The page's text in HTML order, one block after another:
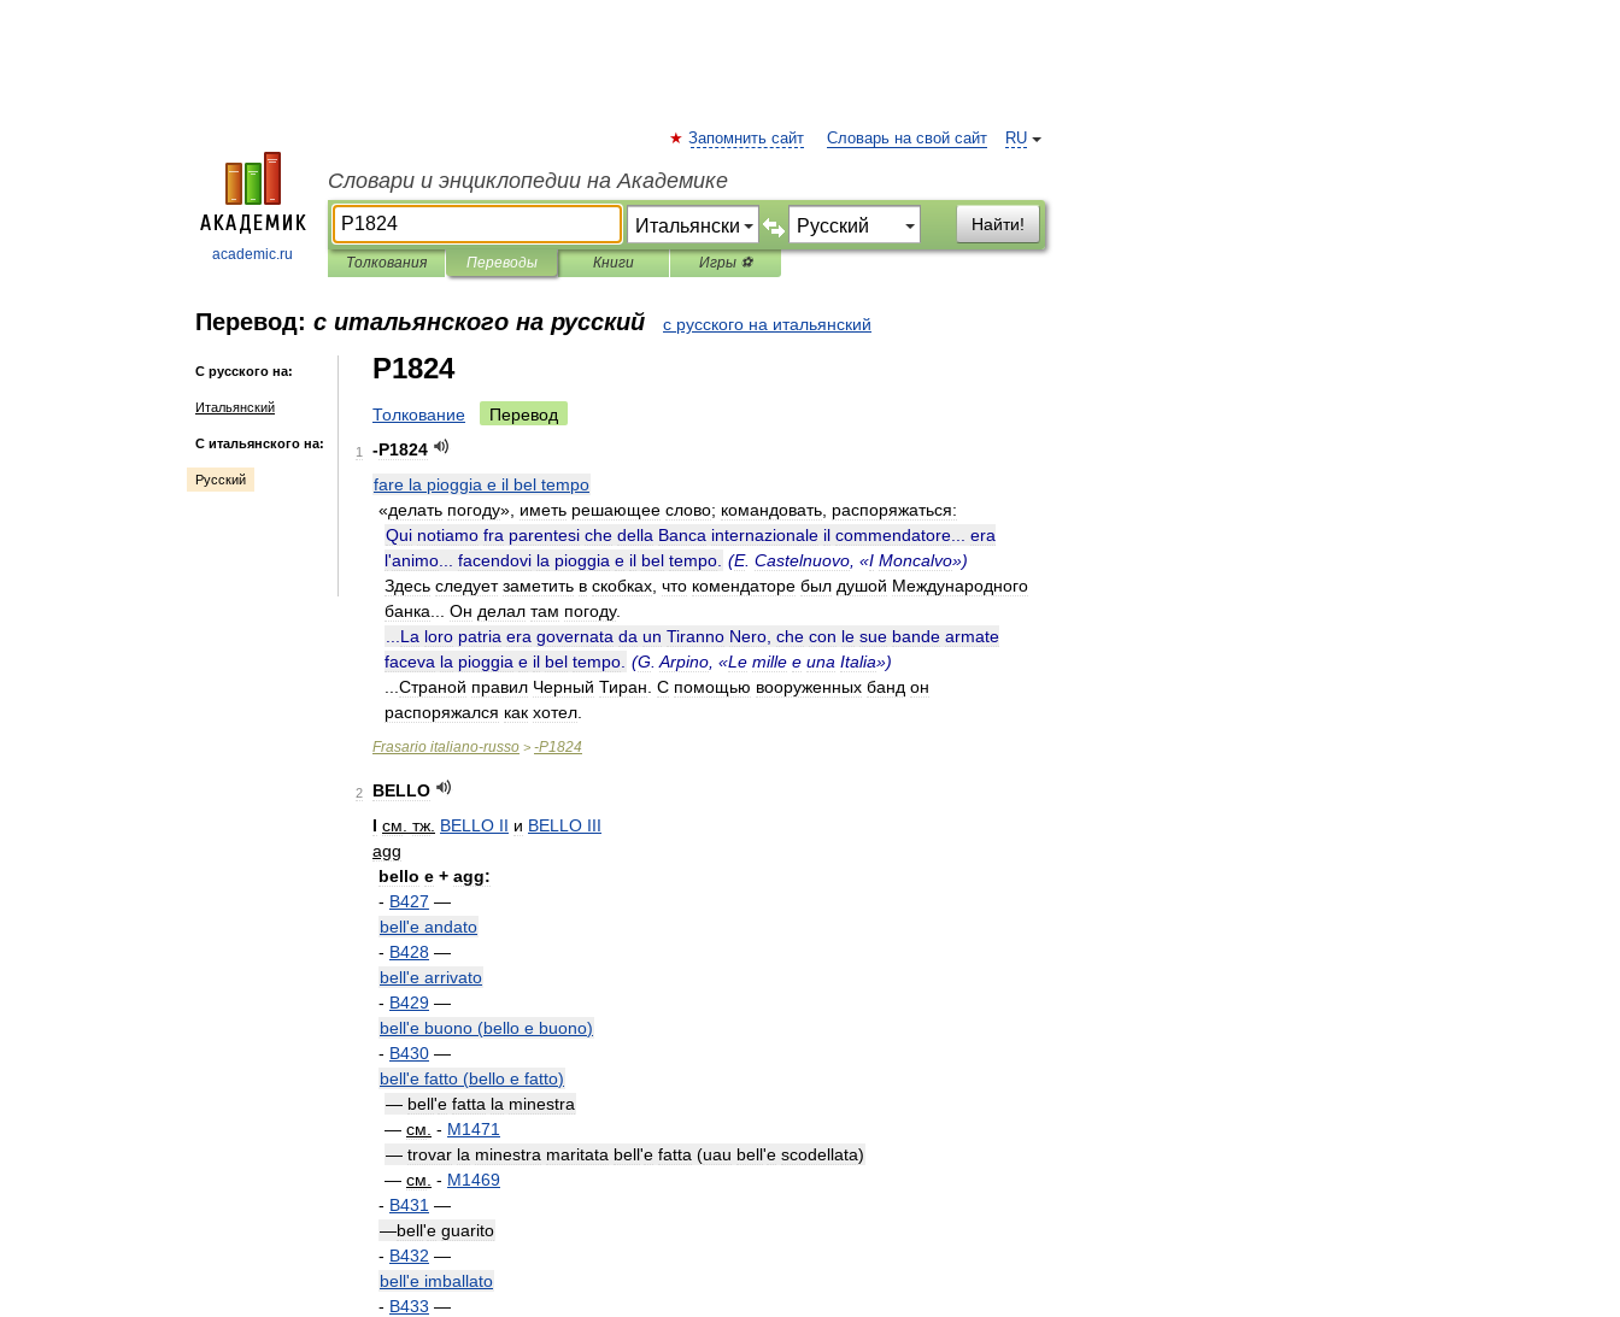
academic.ru
RU
Запомнить сайт Словарь на свой сайт
Словари и энциклопедии на Академике
Найти!
Толкования Переводы Книги Игры ⚽
Перевод: с итальянского на русский с русского на итальянский
С русского на:
Итальянский
С итальянского на:
Русский
P1824
Толкование Перевод
1 -P1824
fare la pioggia e il bel tempo
«делать погоду», иметь решающее слово; командовать распоряжаться:
Qui notiamo fra parentesi che della Banca internazionale il commendatore
era
l'animo facendovi la pioggia e il bel tempo (E. Castelnuovo , «I Moncalvo»)
Здесь следует заметить в скобках что комендаторе был душой Международного
банка
Он делал там погоду.
La loro patria era governata da un Tiranno Nero che con le sue bande armate
faceva la pioggia e il bel tempo (G Arpino , «Le mille e una Italia»)
Страной правил Черный Тиран С помощью вооруженных банд он
распоряжался как хотел
Frasario italiano-russo > -P1824
2
BELLO
I см тж BELLO II и BELLO III
agg
bello e + agg:
- B427 —
bell'e andato
- B428 —
bell'e arrivato
- B429 —
bell'e buono (bello e buono)
- B430 —
bell'e fatto (bello e fatto)
— bell'e fatta la minestra
— см - M1471
— trovar la minestra maritata bell'e fatta (uau bell'e scodellata)
— см - M1469
- B431 —
—bell'e guarito
- B432 —
bell'e imballato
- B433 —